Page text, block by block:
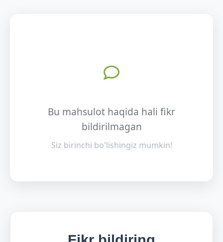
Bu mahsulot haqida hali fikr
bildirilmagan
Siz birinchi bo'lishingiz mumkin!